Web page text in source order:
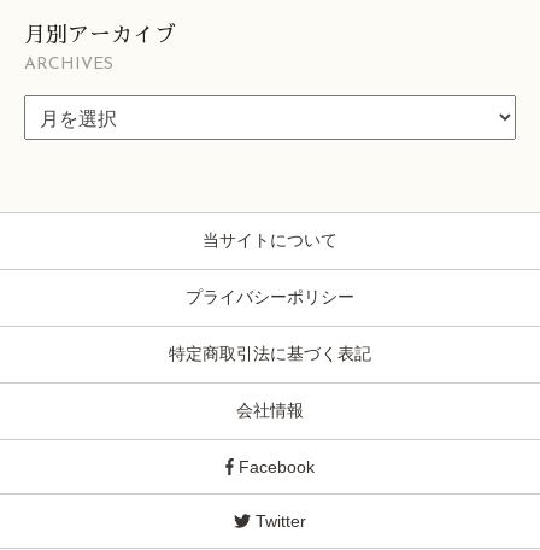
月別アーカイブ
ARCHIVES
当サイトについて
プライバシーポリシー
特定商取引法に基づく表記
会社情報
Facebook
Twitter